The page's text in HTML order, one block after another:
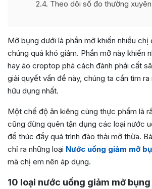
2.4 Theo dõi số đo thường xuyên
Mỡ bụng dưới là phần mỡ khiến nhiều chị
chúng quá khó giảm. Phần mỡ này khiến
hay áo croptop phá cách đành phải cất
giải quyết vấn đề này, chúng ta cần tìm ra
hữu dụng nhất.
Một chế độ ăn kiêng cùng thực phẩm là
cũng đừng quên tận dụng các loại nước
để thúc đẩy quá trình đào thải mỡ thừa.
chỉ ra những loại Nước uống giảm mỡ
mà chị em nên áp dụng.
10 loại nước uống giảm mỡ